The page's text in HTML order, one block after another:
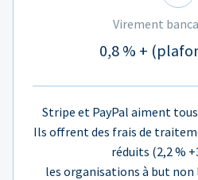
Virement
0,8 % +
Stripe et PayPal aiment
Ils offrent des frais de
réduits (2,2 %
les organisations à but